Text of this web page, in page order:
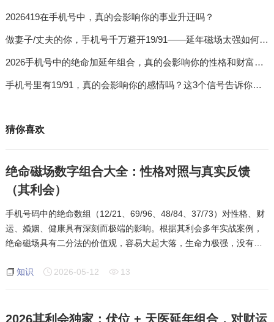
2026419在手机号中，真的会影响你的事业升迁吗？
做妻子/丈夫的你，手机号千万避开19/91——延年磁场太强如何影响女性婚姻
2026手机号中的绝命加延年组合，真的会影响你的性格和财富吗？
手机号里有19/91，真的会影响你的感情吗？这3个信号告诉你答案
猜你喜欢
绝命磁场数字组合大全：性格对照与真实反馈
（其利会）
手机号码中的绝命数组（12/21、69/96、48/84、37/73）对性格、财
运、婚姻、健康具有深刻而极端的影响。根据其利会多年实战案例，
绝命磁场具有二分法的价值观，容易大起大落，生命力极强，没有困
起伏较大，极端乐观或悲观两极化，常有出乎
知识 2026-05-12 13
2026其利会独家：伏位 + 天医延年组合，对财运